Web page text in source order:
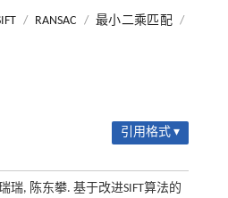
/ RANSAC / 最小二乘匹配 /
引用格式 ▾
瑞, 陈东攀. 基于改进SIFT算法的